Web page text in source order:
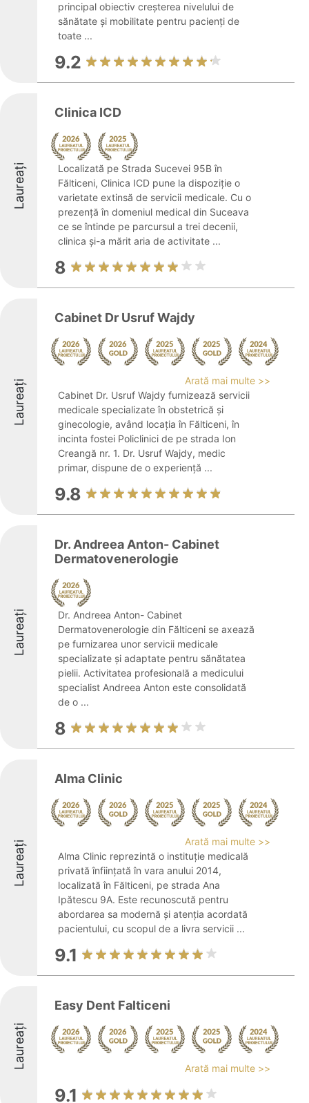
principal obiectiv creșterea nivelului de
sănătate și mobilitate pentru pacienți de
toate ...
9.2
Laureați
Clinica ICD
Localizată pe Strada Sucevei 95B în
Fălticeni, Clinica ICD pune la dispoziție o
varietate extinsă de servicii medicale. Cu o
prezență în domeniul medical din Suceava
ce se întinde pe parcursul a trei decenii,
clinica și-a mărit aria de activitate ...
8
Laureați
Cabinet Dr Usruf Wajdy
Arată mai multe >>
Cabinet Dr. Usruf Wajdy furnizează servicii
medicale specializate în obstetrică și
ginecologie, având locația în Fălticeni, în
incinta fostei Policlinici de pe strada Ion
Creangă nr. 1. Dr. Usruf Wajdy, medic
primar, dispune de o experiență ...
9.8
Laureați
Dr. Andreea Anton- Cabinet
Dermatovenerologie
Dr. Andreea Anton- Cabinet
Dermatovenerologie din Fălticeni se axează
pe furnizarea unor servicii medicale
specializate și adaptate pentru sănătatea
pielii. Activitatea profesională a medicului
specialist Andreea Anton este consolidată
de o ...
8
Laureați
Alma Clinic
Arată mai multe >>
Alma Clinic reprezintă o instituție medicală
privată înființată în vara anului 2014,
localizată în Fălticeni, pe strada Ana
Ipătescu 9A. Este recunoscută pentru
abordarea sa modernă și atenția acordată
pacientului, cu scopul de a livra servicii ...
9.1
Laureați
Easy Dent Falticeni
Arată mai multe >>
9.1